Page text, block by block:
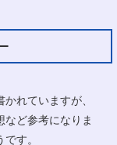
れていますが、
ど参考になりま
す。